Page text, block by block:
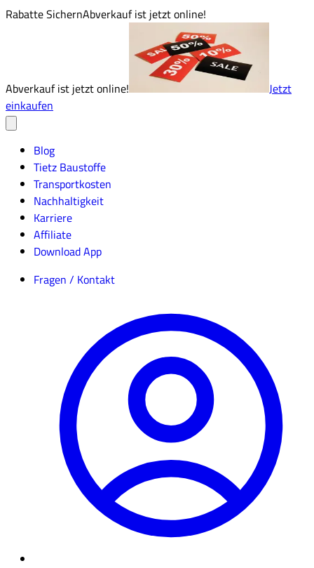
Rabatte SichernAbverkauf ist jetzt online!
Abverkauf ist jetzt online!
Jetzt
einkaufen
Blog
Tietz Baustoffe
Transportkosten
Nachhaltigkeit
Karriere
Affiliate
Download App
Fragen / Kontakt